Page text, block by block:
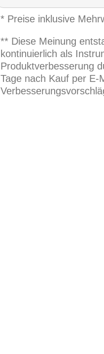
* Preise inklusive
** Diese Meinung
kontinuierlich als
Produktverbesserung
Tage nach Kauf per E-